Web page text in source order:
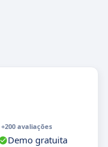
+200 avaliações
Demo gratuita